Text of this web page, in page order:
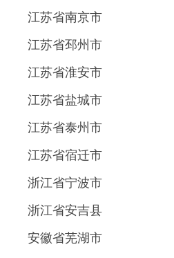
江苏省南京市
江苏省邳州市
江苏省淮安市
江苏省盐城市
江苏省泰州市
江苏省宿迁市
浙江省宁波市
浙江省安吉县
安徽省芜湖市